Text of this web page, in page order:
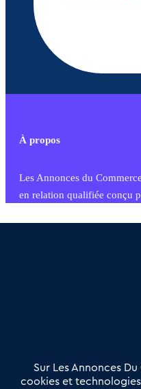
À propos
Les Annonces du
en relation qualifiée conçu
commercial et les
Offres Pro
Actualités
Qui sommes nous ?
Sur Les Annonces
cookies et